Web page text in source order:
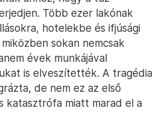
Több ezer lakónak
hotelekbe és ifjúsági
sokan nemcsak
évek munkájával
is elveszítették. A tragédia
de nem ez az első
katasztrófa miatt marad el a